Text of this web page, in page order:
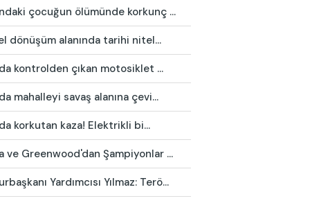
çocuğun ölümünde korkunç ...
dönüşüm alanında tarihi nitel...
kontrolden çıkan motosiklet ...
mahalleyi savaş alanına çevi...
korkutan kaza! Elektrikli bi...
ve Greenwood'dan Şampiyonlar ...
Yardımcısı Yılmaz: Terö...